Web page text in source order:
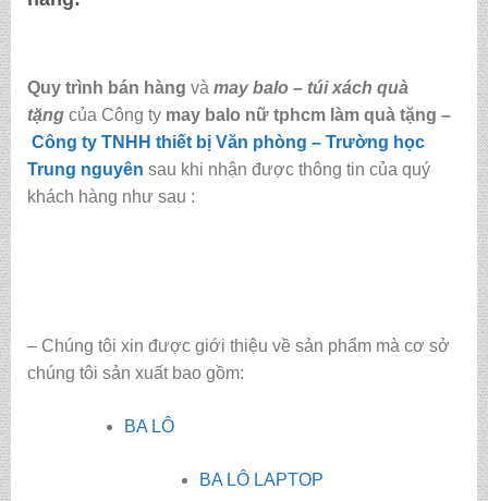
Quy trình bán hàng và may balo – túi xách quà
tặng của Công ty may balo nữ tphcm làm quà tặng –
Công ty TNHH thiết bị Văn phòng – Trường học
Trung nguyên sau khi nhận được thông tin của quý
khách hàng như sau :
– Chúng tôi xin được giới thiệu về sản phẩm mà cơ sở
chúng tôi sản xuất bao gồm:
BA LÔ
BA LÔ LAPTOP